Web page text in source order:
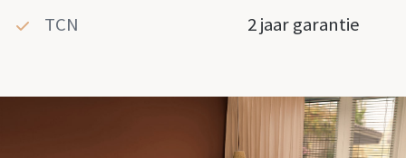
TCN
2 jaar garantie